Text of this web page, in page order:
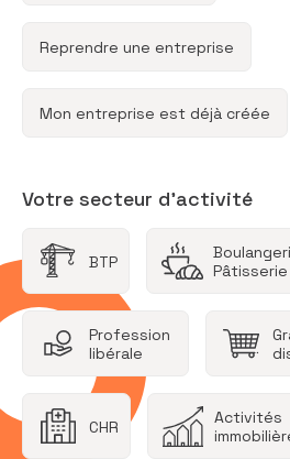
Reprendre une entreprise
Mon entreprise est déjà créée
Votre secteur d’activité
BTP
Pâtisserie
Profession
libérale
CHR
Activités